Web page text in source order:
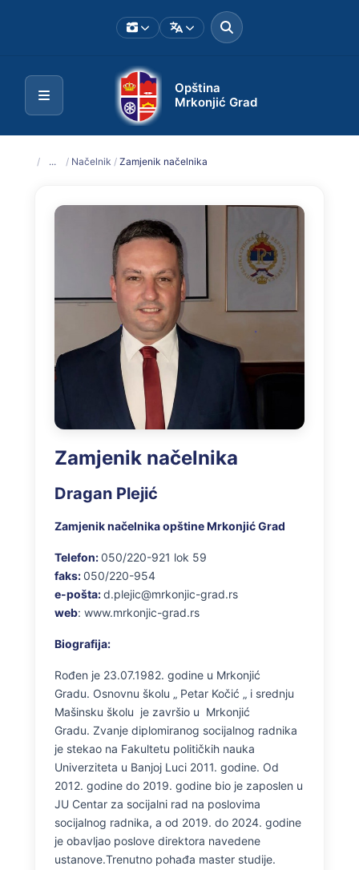
Opština
Mrkonjić Grad
/ ... / Načelnik / Zamjenik načelnika
Zamjenik načelnika
Dragan Plejić
Zamjenik načelnika opštine Mrkonjić Grad
Telefon:050/220-921 lok 59
faks:050/220-954
e-pošta:d.plejic@mrkonjic-grad.rs
web: www.mrkonjic-grad.rs
Biografija:
Rođen je 23.07.1982. godine u Mrkonjić
Gradu. Osnovnu školu „ Petar Kočić „ i srednju
Mašinsku školu je završio u Mrkonjić
Gradu. Zvanje diplomiranog socijalnog radnika
je stekao na Fakultetu političkih nauka
Univerziteta u Banjoj Luci 2011. godine. Od
2012. godine do 2019. godine bio je zaposlen u
JU Centar za socijalni rad na poslovima
socijalnog radnika, a od 2019. do 2024. godine
je obavljao poslove direktora navedene
ustanove.Trenutno pohađa master studije.